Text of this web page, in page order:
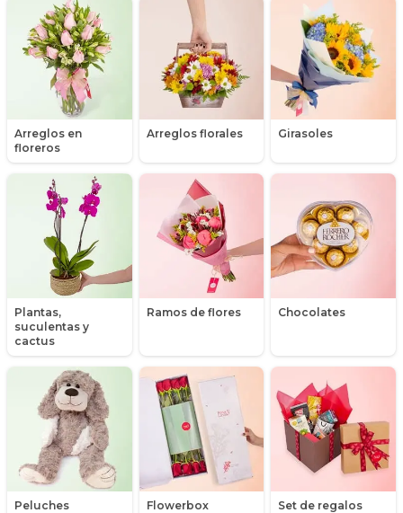
Arreglos en
floreros
Arreglos florales Girasoles
Plantas,
suculentas y
cactus
Ramos de flores Chocolates
Peluches Flowerbox Set de regalos
Día de la secretaria
Flores y Regalos de Navidad
Gerberas
Girasoles
Globos
Graduación
Hipericum
Libros
Maules
Mensajes
Minirosas
Nacimiento de niños